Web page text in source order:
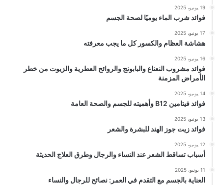
19 يونيو، 2025
فوائد شرب الماء يوميًا لصحة الجسم
17 يونيو، 2025
هشاشة العظام والكسور كل ما يجب معرفته
16 يونيو، 2025
فوائد مشروب النعناع والبابونج والروائح العطرية والزيوت من خطر
الأمراض المزمنة
14 يونيو، 2025
فوائد فيتامين B12 وأهميته للجسم والصحة العامة
13 يونيو، 2025
فوائد زيت جوز الهند للبشرة والشعر
12 يونيو، 2025
أسباب تساقط الشعر عند النساء والرجال وطرق العلاج الحديثة
11 يونيو، 2025
العناية بالجسم مع التقدم في العمر: نصائح للرجال والنساء